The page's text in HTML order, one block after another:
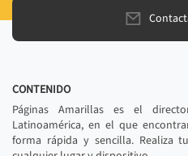
CONTENIDO
Páginas Amarillas es el
Latinoamérica, en el que
forma rápida y sencilla. Realiza